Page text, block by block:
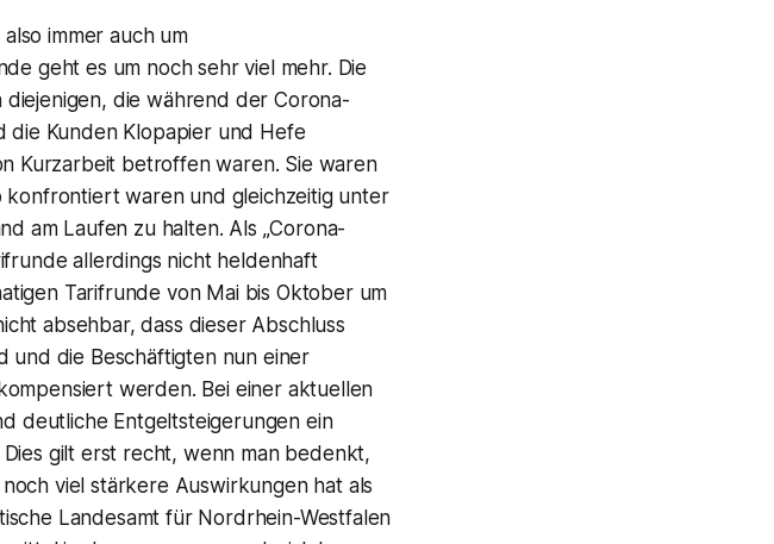
immer auch um
geht es um noch sehr viel mehr. Die
die während der Corona-
die Kunden Klopapier und Hefe
Kurzarbeit betroffen waren. Sie waren
konfrontiert waren und gleichzeitig unter
am Laufen zu halten. Als „Corona-
allerdings nicht heldenhaft
Tarifrunde von Mai bis Oktober um
absehbar, dass dieser Abschluss
und die Beschäftigten nun einer
werden. Bei einer aktuellen
deutliche Entgeltsteigerungen ein
gilt erst recht, wenn man bedenkt,
viel stärkere Auswirkungen hat als
Landesamt für Nordrhein-Westfalen